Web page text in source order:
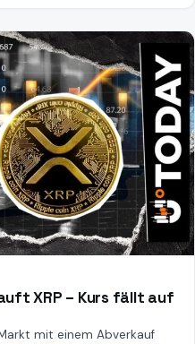
XRP – Kurs fällt auf
mit einem Abverkauf